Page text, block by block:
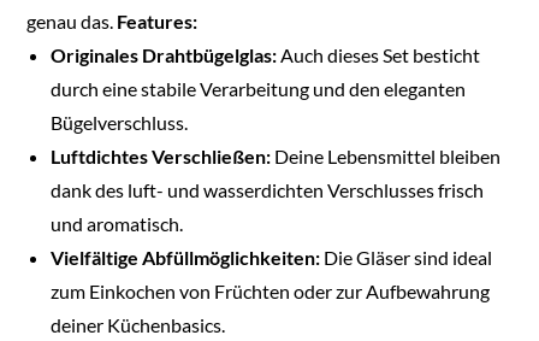
genau das. Features:
Originales Drahtbügelglas: Auch dieses Set besticht
durch eine stabile Verarbeitung und den eleganten
Bügelverschluss.
Luftdichtes Verschließen: Deine Lebensmittel bleiben
dank des luft- und wasserdichten Verschlusses frisch
und aromatisch.
Vielfältige Abfüllmöglichkeiten: Die Gläser sind ideal
zum Einkochen von Früchten oder zur Aufbewahrung
deiner Küchenbasics.